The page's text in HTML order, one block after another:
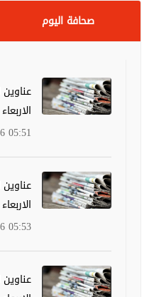
صحافة اليوم
الاربعاء ٥ آب
05:51
الاربعاء ٢٩ تموز ٢٠٢٦
05:53